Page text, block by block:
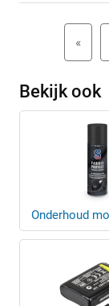
«
Bekijk ook
Onderhoud